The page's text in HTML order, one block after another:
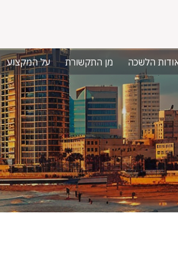
הלשכה מן התקשורת על המקצוע